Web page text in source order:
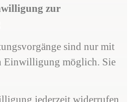
zur
sind nur mit
Einwilligung möglich. Sie
jederzeit widerrufen.